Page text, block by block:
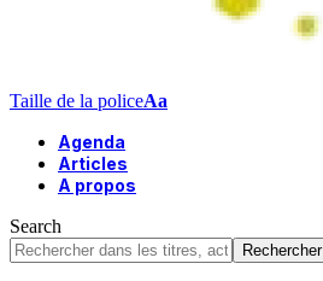
Taille de la policeAa
Agenda
Articles
A propos
Search